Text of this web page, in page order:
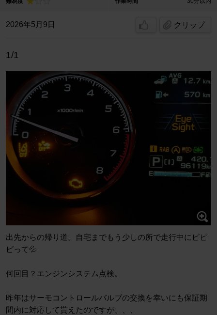
2026年5月9日 クリップ
1/1
出先からの帰り道。自宅までもう少しの所で走行中にピピ
ピって💦
何回目？エンジンシステム点検。
昨年はサーモコントロールバルブの交換を幸いにも保証期
間内に対応して貰えたのですが、、、